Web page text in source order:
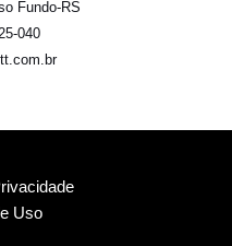
Fundo-RS
040
Uso